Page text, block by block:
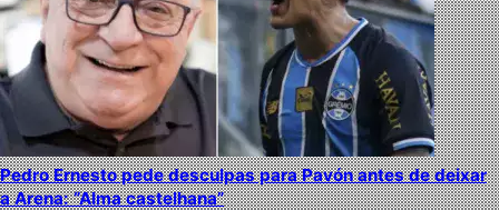
Pedro Ernesto pede desculpas para Pavón antes de deixar
a Arena: “Alma castelhana”